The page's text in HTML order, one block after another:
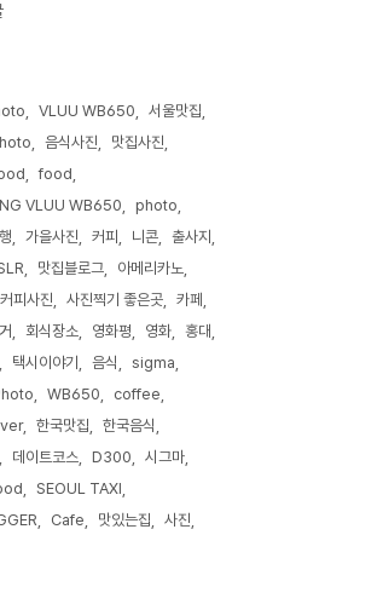
VLUU WB650
서울맛집
음식사진
맛집사진
food
VLUU WB650
photo
가을사진 커피 니콘
출사지
맛집블로그
아메리카노
커피사진 사진찍기 좋은곳
카페
회식장소 영화평 영화
홍대
택시이야기 음식
sigma
WB650
coffee
한국맛집
한국음식
데이트코스 D300
시그마
SEOUL TAXI
Cafe 맛있는집
사진